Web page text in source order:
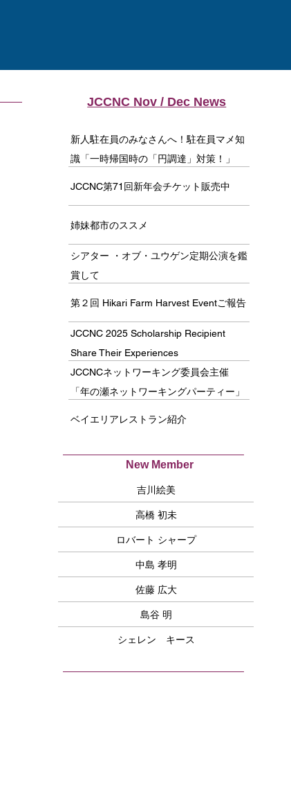
JCCNC Nov / Dec News
新人駐在員のみなさんへ！駐在員マメ知
識「一時帰国時の「円調達」対策！」
JCCNC第71回新年会チケット販売中
姉妹都市のススメ
シアター ・オブ・ユウゲン定期公演を鑑
賞して
第２回 Hikari Farm Harvest Eventご報告
JCCNC 2025 Scholarship Recipient
Share Their Experiences
JCCNCネットワーキング委員会主催
「年の瀬ネットワーキングパーティー」
ベイエリアレストラン紹介
New Member
吉川絵美
高橋 初未
ロバート シャープ
中島 孝明
佐藤 広大
島谷 明
シェレン キース